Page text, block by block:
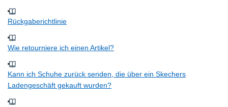
Rückgaberichtlinie
Wie retourniere ich einen Artikel?
Kann ich Schuhe zurück senden, die über ein Skechers
Ladengeschäft gekauft wurden?